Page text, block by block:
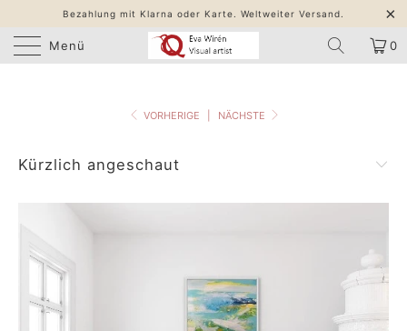
Bezahlung mit Klarna oder Karte. Weltweiter Versand.
Menü 0
VORHERIGE NÄCHSTE
Kürzlich angeschaut